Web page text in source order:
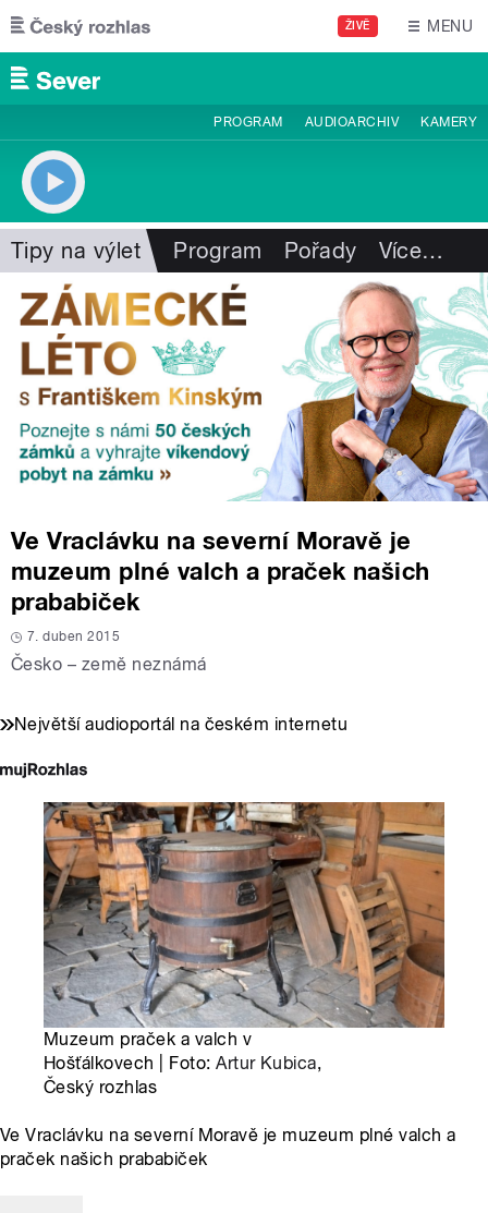
Přejít k hlavnímu obsahu
ŽIVĚ MENU
PROGRAM AUDIOARCHIV KAMERY
Tipy na výlet Program Pořady Více…
Ve Vraclávku na severní Moravě je
muzeum plné valch a praček našich
prababiček
7. duben 2015
Česko – země neznámá
Největší audioportál na českém internetu
Muzeum praček a valch v
Hošťálkovech | Foto:Artur Kubica,
Český rozhlas
Ve Vraclávku na severní Moravě je muzeum plné valch a
praček našich prababiček